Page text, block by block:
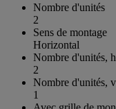
Nombre d'unités
2
Sens de montage
Horizontal
Nombre d'unités,
2
Nombre d'unités,
1